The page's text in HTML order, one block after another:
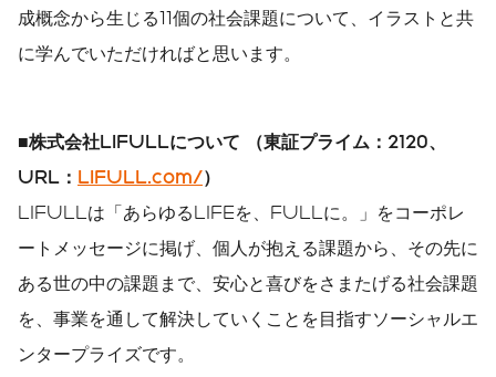
成概念から生じる11個の社会課題について、イラストと共
に学んでいただければと思います。
■株式会社LIFULLについて （東証プライム：2120、
URL： LIFULL.com/）
LIFULLは「あらゆるLIFEを、FULLに。」をコーポレ
ートメッセージに掲げ、個人が抱える課題から、その先に
ある世の中の課題まで、安心と喜びをさまたげる社会課題
を、事業を通して解決していくことを目指すソーシャルエ
ンタープライズです。